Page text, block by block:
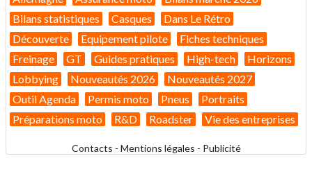
Bilans statistiques
Casques
Dans Le Rétro
Découverte
Equipement pilote
Fiches techniques
Freinage
GT Guides pratiques High-tech
Horizons
Lobbying
Nouveautés 2026
Nouveautés 2027
Outil Agenda
Permis moto Pneus
Portraits
Préparations moto
R&D Roadster Vie des entreprises
Contacts - Mentions légales - Publicité